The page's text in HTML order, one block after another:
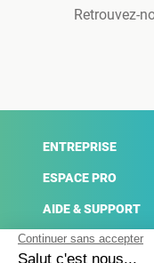
Retrouvez-
ENTREPRISE
ESPACE PRO
AIDE & SUPPORT
ACTUALITÉS